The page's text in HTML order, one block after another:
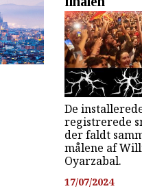
De
registrerede
der faldt
målene af
Oyarzabal.
17/07/2024